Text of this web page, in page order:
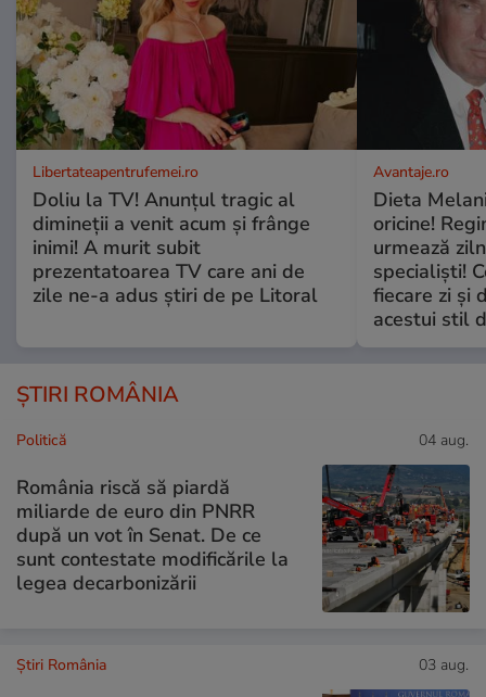
Libertateapentrufemei.ro
Doliu la TV! Anunțul tragic al
dimineții a venit acum și frânge
inimi! A murit subit
prezentatoarea TV care ani de
zile ne-a adus știri de pe Litoral
Avantaje.ro
Dieta
oricine!
urmează
specialiști!
fiecare zi și
acestui stil
ȘTIRI ROMÂNIA
Politică 04 aug.
România riscă să piardă
miliarde de euro din PNRR
după un vot în Senat. De ce
sunt contestate modificările la
legea decarbonizării
Știri România 03 aug.